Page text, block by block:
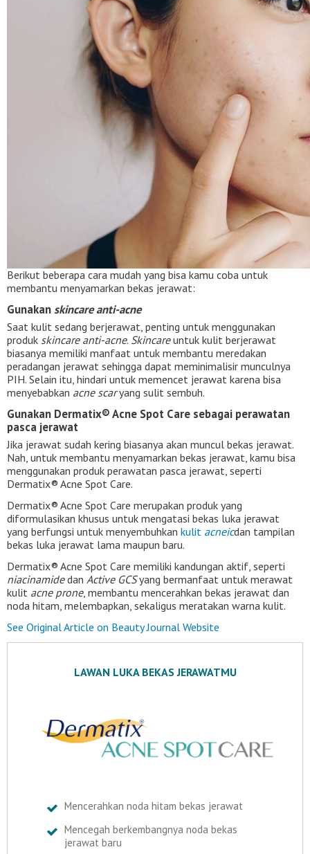
Berikut beberapa cara mudah yang bisa kamu coba untuk
membantu menyamarkan bekas jerawat:
Gunakanskincare anti-acne
Saat kulit sedang berjerawat, penting untuk menggunakan
produk skincare anti-acne. Skincareuntuk kulit berjerawat
biasanya memiliki manfaat untuk membantu meredakan
peradangan jerawat sehingga dapat meminimalisir munculnya
PIH. Selain itu, hindari untuk memencet jerawat karena bisa
menyebabkan acne scaryang sulit sembuh.
Gunakan Dermatix® Acne Spot Care sebagai perawatan
pasca jerawat
Jika jerawat sudah kering biasanya akan muncul bekas jerawat.
Nah, untuk membantu menyamarkan bekas jerawat, kamu bisa
menggunakan produk perawatan pasca jerawat, seperti
Dermatix® Acne Spot Care.
Dermatix® Acne Spot Care merupakan produk yang
diformulasikan khusus untuk mengatasi bekas luka jerawat
yang berfungsi untuk menyembuhkan kulit acneicdan tampilan
bekas luka jerawat lama maupun baru.
Dermatix® Acne Spot Care memiliki kandungan aktif, seperti
niacinamidedan Active GCSyang bermanfaat untuk merawat
kulit acne prone, membantu mencerahkan bekas jerawat dan
noda hitam, melembapkan, sekaligus meratakan warna kulit.
See Original Article on Beauty Journal Website
LAWAN LUKA BEKAS JERAWATMU
Mencerahkan noda hitam bekas jerawat
Mencegah berkembangnya noda bekas
jerawat baru